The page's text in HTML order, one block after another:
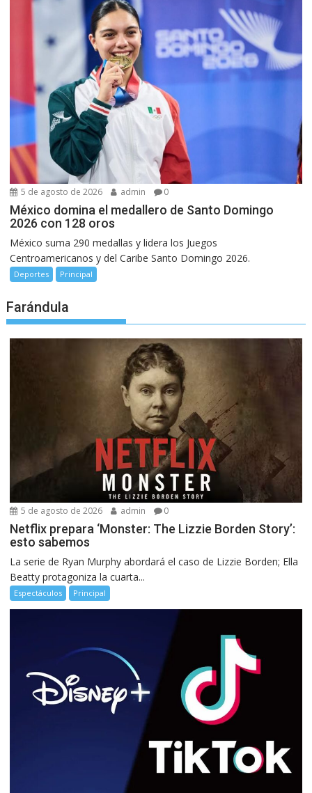
5 de agosto de 2026 admin 0
México domina el medallero de Santo Domingo
2026 con 128 oros
México suma 290 medallas y lidera los Juegos
Centroamericanos y del Caribe Santo Domingo 2026.
Deportes Principal
Farándula
5 de agosto de 2026 admin 0
Netflix prepara ‘Monster: The Lizzie Borden Story’:
esto sabemos
La serie de Ryan Murphy abordará el caso de Lizzie Borden; Ella
Beatty protagoniza la cuarta...
Espectáculos Principal